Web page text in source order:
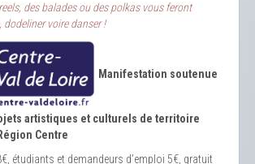
des balades ou des polkas vous feront
dodeliner voire danser !
Manifestation soutenue
artistiques et culturels de territoire
Centre
étudiants et demandeurs d’emploi 5€, gratuit